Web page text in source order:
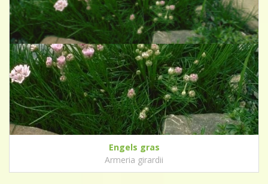
Engels gras
Armeria girardii